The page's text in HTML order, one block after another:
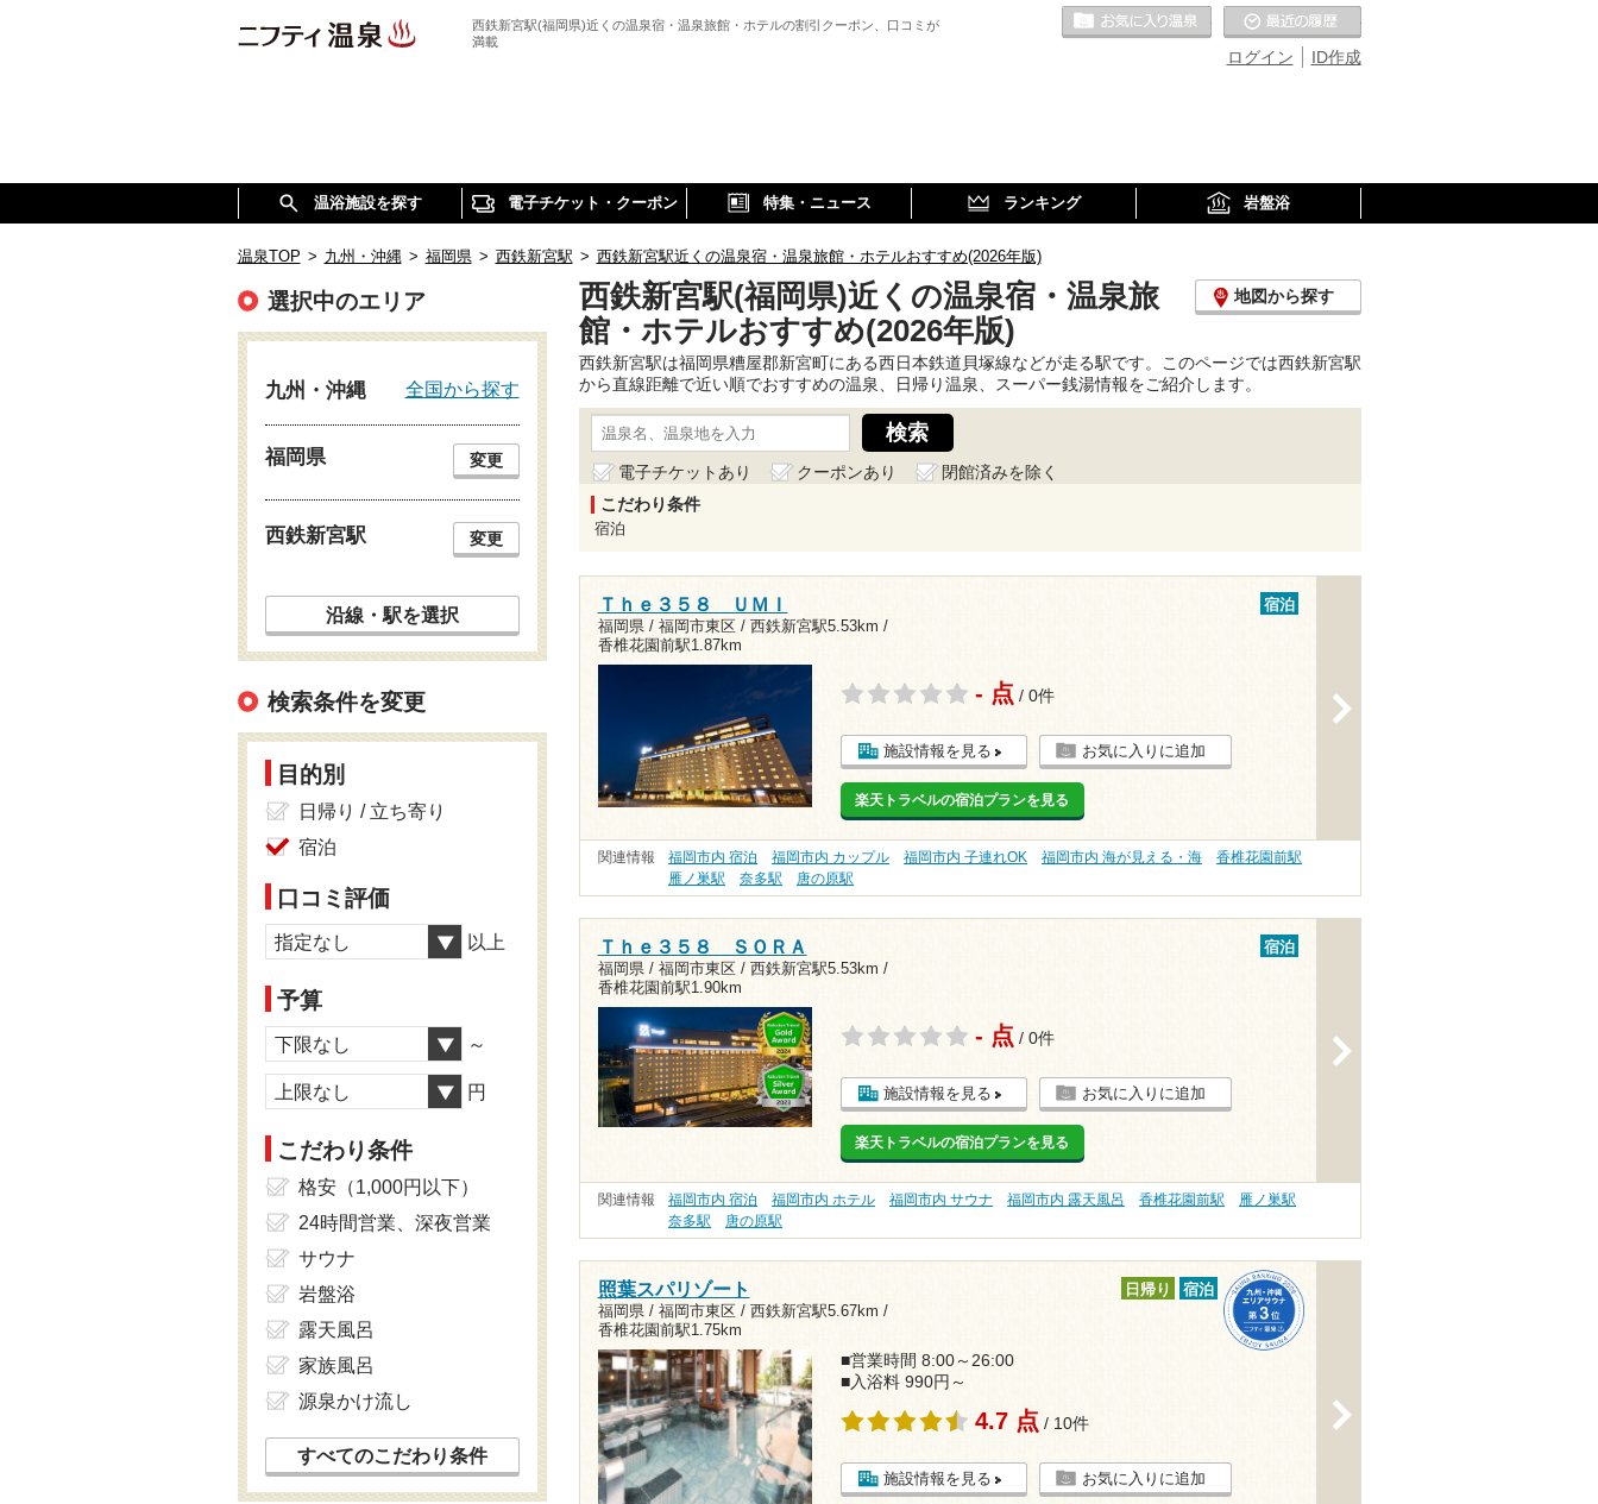
西鉄新宮駅(福岡県)近くの温泉宿・温泉旅館・ホテルの割引クーポン、口コミが
満載
ID作成
ログイン
お気に入りの温泉
温浴施設を探す 電子チケット・クーポン 特集・ニュース ランキング 岩盤浴
温泉TOP > 九州・沖縄 > 福岡県 > 西鉄新宮駅 > 西鉄新宮駅近くの温泉宿・温泉旅館・ホテルおすすめ(2026年版)
西鉄新宮駅(福岡県)近くの温泉宿・温泉旅
館・ホテルおすすめ(2026年版)
地図から探す
西鉄新宮駅は福岡県糟屋郡新宮町にある西日本鉄道貝塚線などが走る駅です。このページでは西鉄新宮駅
から直線距離で近い順でおすすめの温泉、日帰り温泉、スーパー銭湯情報をご紹介します。
電子チケットあり クーポンあり
閉館済みを除く
こだわり条件
宿泊
Ｔｈｅ３５８ ＵＭＩ
福岡県 / 福岡市東区 / 西鉄新宮駅5.53km /
香椎花園前駅1.87km
宿泊
- 点 / 0件
施設情報を見る お気に入りに追加
楽天トラベルの宿泊プランを見る
関連情報 福岡市内 宿泊 福岡市内 カップル 福岡市内 子連れOK 福岡市内 海が見える・海
香椎花園前駅
雁ノ巣駅
奈多駅 唐の原駅
Ｔｈｅ３５８ ＳＯＲＡ
福岡県 / 福岡市東区 / 西鉄新宮駅5.53km /
香椎花園前駅1.90km
宿泊
- 点 / 0件
施設情報を見る お気に入りに追加
楽天トラベルの宿泊プランを見る
関連情報 福岡市内 宿泊 福岡市内 ホテル 福岡市内 サウナ 福岡市内 露天風呂 香椎花園前駅
雁ノ巣駅
奈多駅
唐の原駅
照葉スパリゾート
福岡県 / 福岡市東区 / 西鉄新宮駅5.67km /
香椎花園前駅1.75km
日帰り 宿泊
■営業時間 8:00～26:00
■入浴料 990円～
4.7 点 / 10件
施設情報を見る お気に入りに追加
選択中のエリア
九州・沖縄 全国から探す
福岡県 変更
西鉄新宮駅 変更
沿線・駅を選択
検索条件を変更
目的別
日帰り / 立ち寄り
宿泊
口コミ評価
指定なし 以上
予算
下限なし ～
上限なし 円
こだわり条件
格安（1,000円以下）
24時間営業、深夜営業
サウナ
岩盤浴
露天風呂
家族風呂
源泉かけ流し
すべてのこだわり条件